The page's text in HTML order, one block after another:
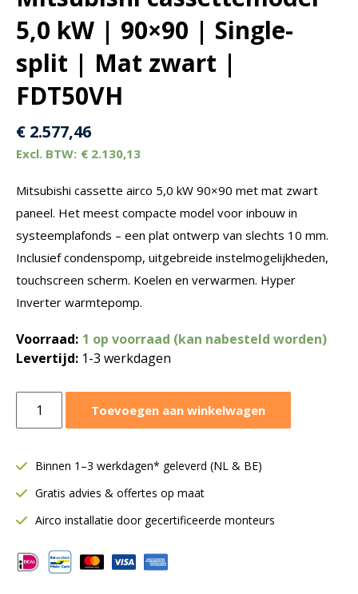
5,0 kW | 90×90 | Single-
split | Mat zwart |
FDT50VH
€ 2.577,46
€ 2.130,13
Mitsubishi cassette airco 5,0 kW 90×90 met mat zwart
paneel. Het meest compacte model voor inbouw in
systeemplafonds – een plat ontwerp van slechts 10 mm.
Inclusief condenspomp, uitgebreide instelmogelijkheden,
touchscreen scherm. Koelen en verwarmen. Hyper
Inverter warmtepomp.
Voorraad: 1 op voorraad (kan nabesteld worden)
Levertijd: 1-3 werkdagen
cassettemodel
kW
90x90
|
split
|
Toevoegen aan winkelwagen
Binnen 1–3 werkdagen* geleverd (NL & BE)
Gratis advies & offertes op maat
Airco installatie door gecertificeerde monteurs